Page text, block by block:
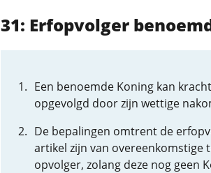
31: Erfopvolger
Een benoemde Koning kan
opgevolgd door zijn wettige
De bepalingen omtrent de
artikel zijn van overeenkomstige
opvolger, zolang deze nog geen